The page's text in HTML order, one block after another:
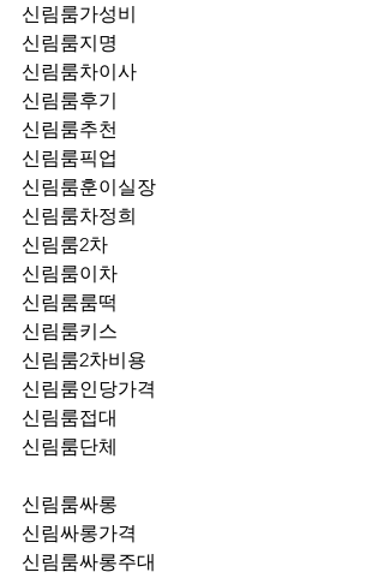
신림룸가성비
신림룸지명
신림룸차이사
신림룸후기
신림룸추천
신림룸훈이실장
신림룸차정희
신림룸2차
신림룸이차
신림룸룸떡
신림룸키스
신림룸2차비용
신림룸인당가격
신림룸접대
신림룸단체
신림룸싸롱
신림싸롱가격
신림룸싸롱주대